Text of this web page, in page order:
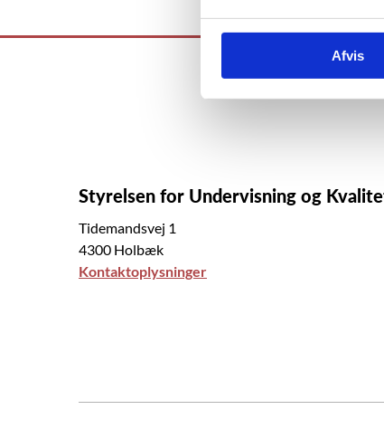
k
v
Afvis
Styrelsen for Undervisning og
Tidemandsvej 1
4300 Holbæk
Kontaktoplysninger